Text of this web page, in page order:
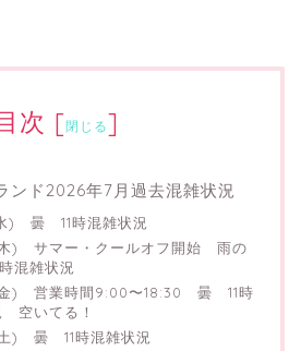
次 [閉じる]
ンド2026年7月過去混雑状況
) 曇 11時混雑状況
) サマー・クールオフ開始 雨の
混雑状況
) 営業時間9:00〜18:30 曇 11時
空いてる！
) 曇 11時混雑状況